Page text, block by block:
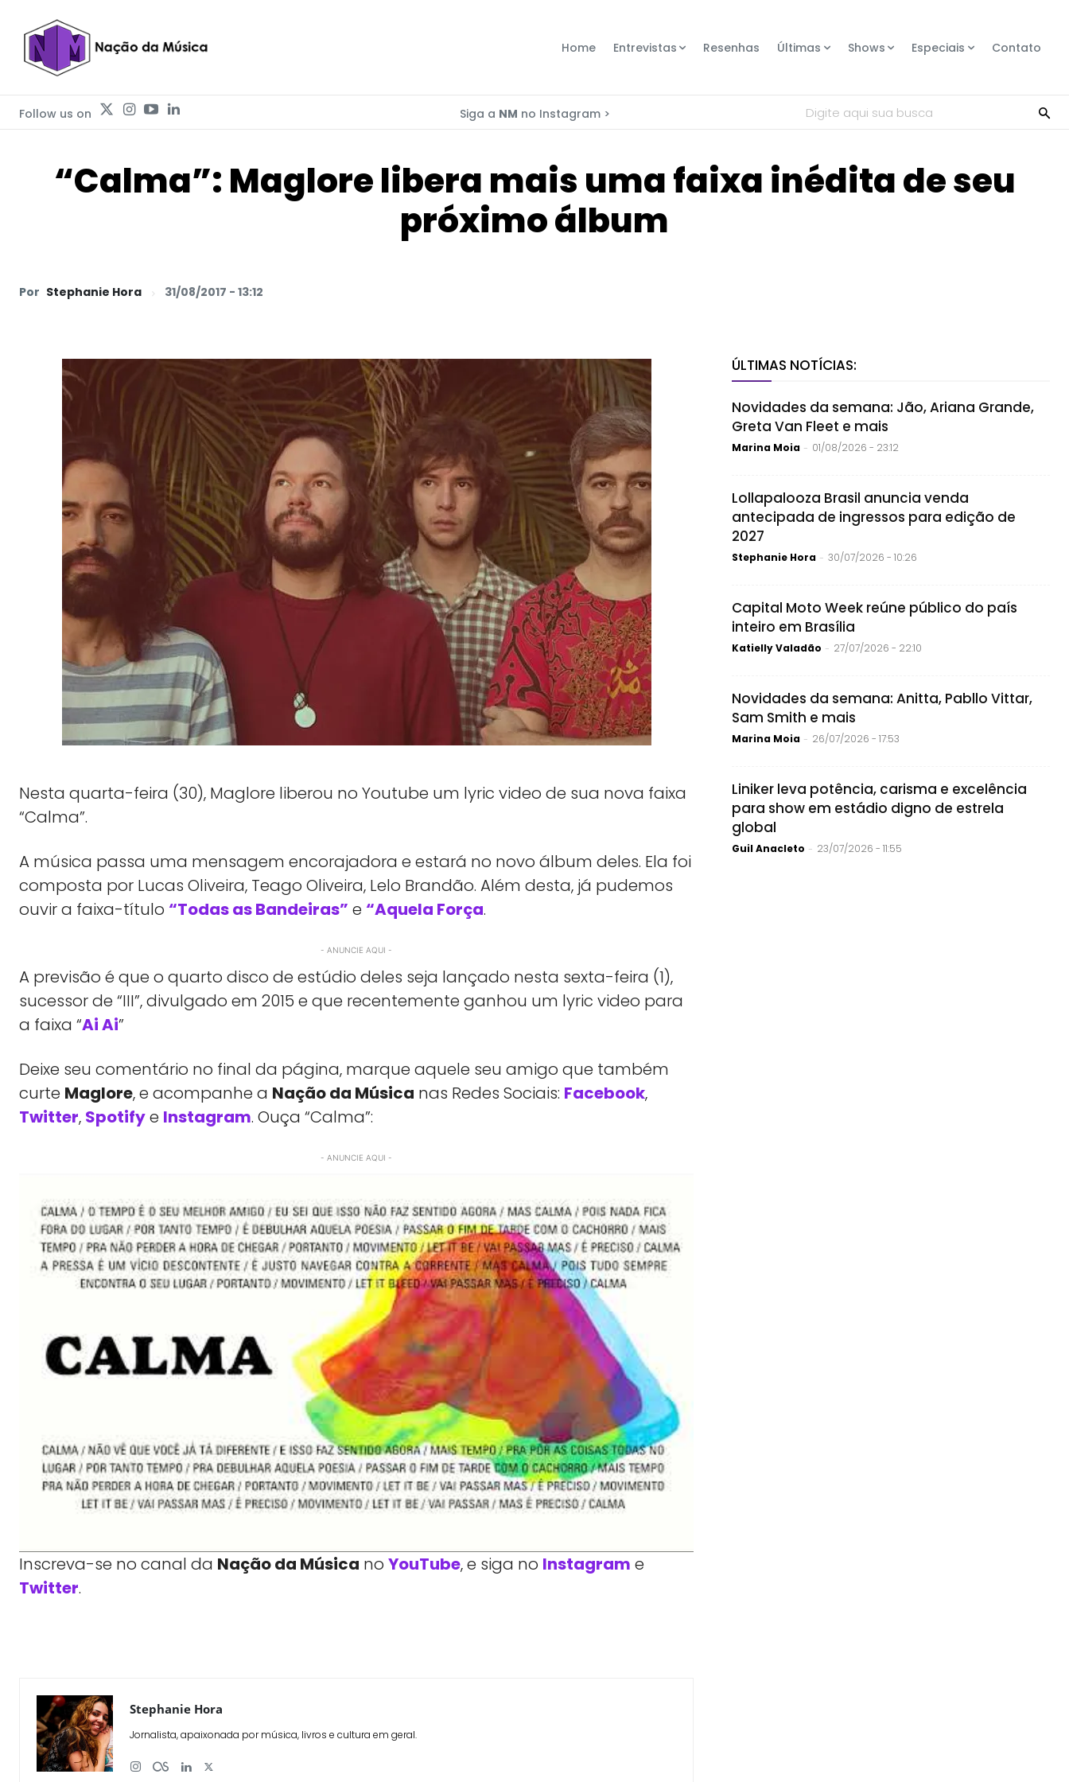
Home Entrevistas Resenhas Últimas Shows Especiais Contato
Follow us on Siga a NM no Instagram > Digite aqui sua busca
“Calma”: Maglore libera mais uma faixa inédita de seu
próximo álbum
Por Stephanie Hora 31/08/2017 - 13:12
Nesta quarta-feira (30), Maglore liberou no Youtube um lyric video de sua nova faixa
“Calma”.
A música passa uma mensagem encorajadora e estará no novo álbum deles. Ela foi
composta por Lucas Oliveira, Teago Oliveira, Lelo Brandão. Além desta, já pudemos
ouvir a faixa-título “Todas as Bandeiras” e “Aquela Força.
- ANUNCIE AQUI -
A previsão é que o quarto disco de estúdio deles seja lançado nesta sexta-feira (1),
sucessor de “III”, divulgado em 2015 e que recentemente ganhou um lyric video para
a faixa “Ai Ai”
Deixe seu comentário no final da página, marque aquele seu amigo que também
curte Maglore, e acompanhe a Nação da Música nas Redes Sociais: Facebook,
Twitter, Spotifye Instagram. Ouça “Calma”:
- ANUNCIE AQUI -
Inscreva-se no canal da Nação da Música no YouTube, e siga no Instagram e
Twitter.
Stephanie Hora
Jornalista, apaixonada por música, livros e cultura em geral.
ÚLTIMAS NOTÍCIAS:
Novidades da semana: Jão, Ariana Grande,
Greta Van Fleet e mais
Marina Moia - 01/08/2026 - 23:12
Lollapalooza Brasil anuncia venda
antecipada de ingressos para edição de
2027
Stephanie Hora - 30/07/2026 - 10:26
Capital Moto Week reúne público do país
inteiro em Brasília
Katielly Valadão - 27/07/2026 - 22:10
Novidades da semana: Anitta, Pabllo Vittar,
Sam Smith e mais
Marina Moia - 26/07/2026 - 17:53
Liniker leva potência, carisma e excelência
para show em estádio digno de estrela
global
Guil Anacleto - 23/07/2026 - 11:55